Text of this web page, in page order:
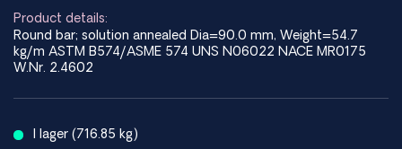
Product details:
Round bar; solution annealed Dia=90.0 mm, Weight=54.7
kg/m ASTM B574/ASME 574 UNS N06022 NACE MR0175
W.Nr. 2.4602
I lager (716.85 kg)